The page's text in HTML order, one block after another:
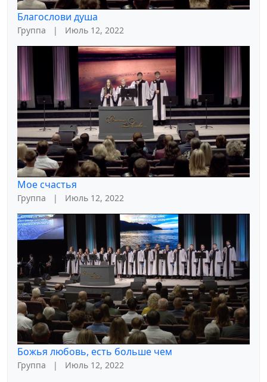
Благослови душа
Группа | Июль 12, 2022
Мое счастья
Группа | Июль 12, 2022
Божья любовь, есть больше чем
Группа | Июль 12, 2022